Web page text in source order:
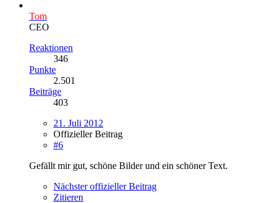
Tom
CEO
Reaktionen
346
Punkte
2.501
Beiträge
403
21. Juli 2012
Offizieller Beitrag
#6
Gefällt mir gut, schöne Bilder und ein schöner Text.
Nächster offizieller Beitrag
Zitieren